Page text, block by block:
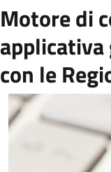
Motore di
con le